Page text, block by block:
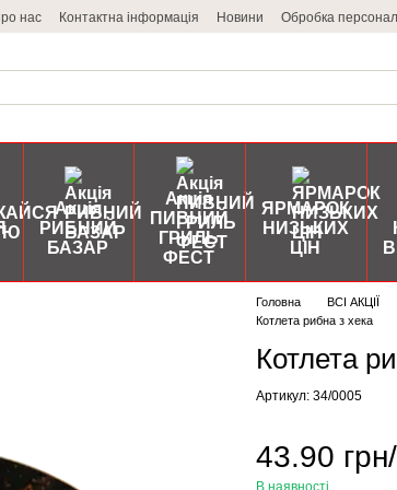
нас Контактна інформація Новини Обробка
Акція
РИБНИЙ
БАЗАР
Акція
ПИВНИЙ
ГРИЛЬ
ФЕСТ
ЯРМАРОК
НИЗЬКИХ
ЦІН
Головна ВСІ АКЦІЇ
Котлета рибна з хека
Котлета
Артикул: 34/0005
43.90
В наявності